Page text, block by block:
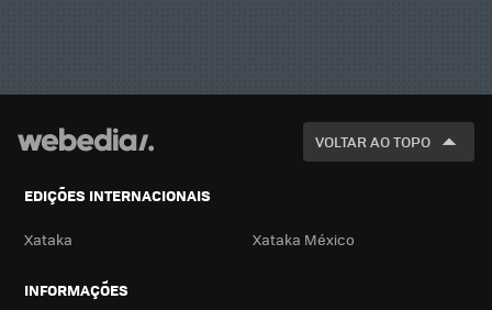
VOLTAR AO TOPO
EDIÇÕES INTERNACIONAIS
Xataka Xataka México
INFORMAÇÕES